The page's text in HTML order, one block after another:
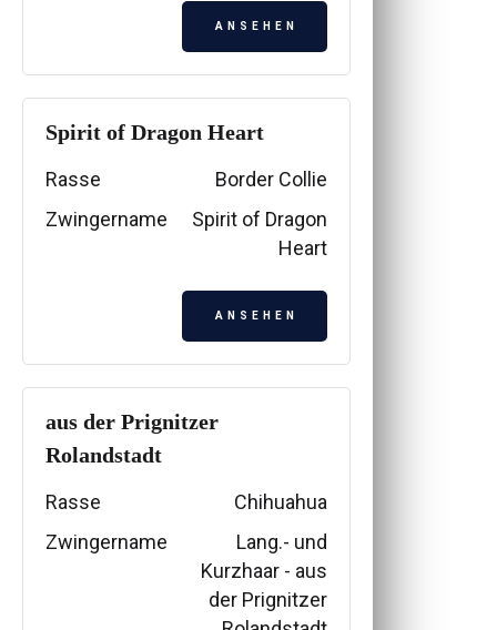
ANSEHEN
Spirit of Dragon Heart
Rasse
Border Collie
Zwingername
Spirit of Dragon
Heart
ANSEHEN
aus der Prignitzer
Rolandstadt
Rasse
Chihuahua
Zwingername
Lang.- und
Kurzhaar - aus
der Prignitzer